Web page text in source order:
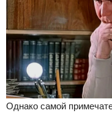
Однако самой